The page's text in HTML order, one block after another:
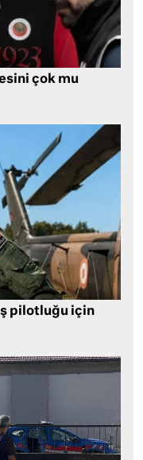
çok mu
pilotluğu için